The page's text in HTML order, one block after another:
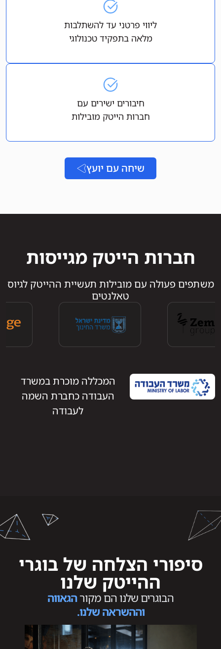
ליווי פרטני עד להשתלבות
מלאה בתפקיד טכנולוגי
חיבורים ישירים עם
חברות הייטק מובילות
שיחה עם יועץ
חברות הייטק מגייסות
משתפים פעולה עם מובילות תעשיית ההייטק לגיוס
טאלנטים
המכללה מוכרת במשרד
העבודה כחברת השמה
לעבודה
סיפורי הצלחה של בוגרי
ההייטק שלנו
הבוגרים שלנו הם מקורהגאווה
וההשראה שלנו.